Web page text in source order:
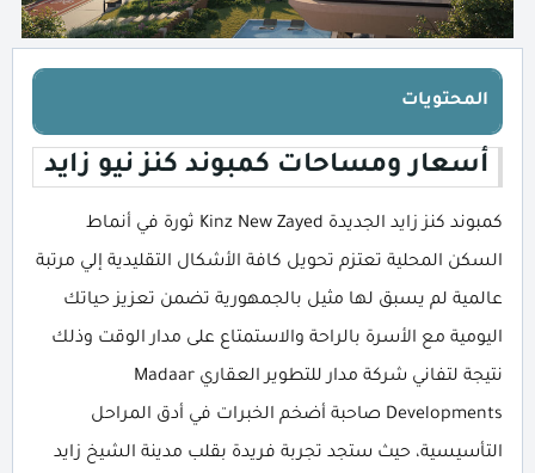
المحتويات
أسعار ومساحات كمبوند كنز نيو زايد
كمبوند كنز زايد الجديدة Kinz New Zayed ثورة في أنماط
السكن المحلية تعتزم تحويل كافة الأشكال التقليدية إلي مرتبة
عالمية لم يسبق لها مثيل بالجمهورية تضمن تعزيز حياتك
اليومية مع الأسرة بالراحة والاستمتاع على مدار الوقت وذلك
نتيجة لتفاني شركة مدار للتطوير العقاري Madaar
Developments صاحبة أضخم الخبرات في أدق المراحل
التأسيسية، حيث ستجد تجربة فريدة بقلب مدينة الشيخ زايد